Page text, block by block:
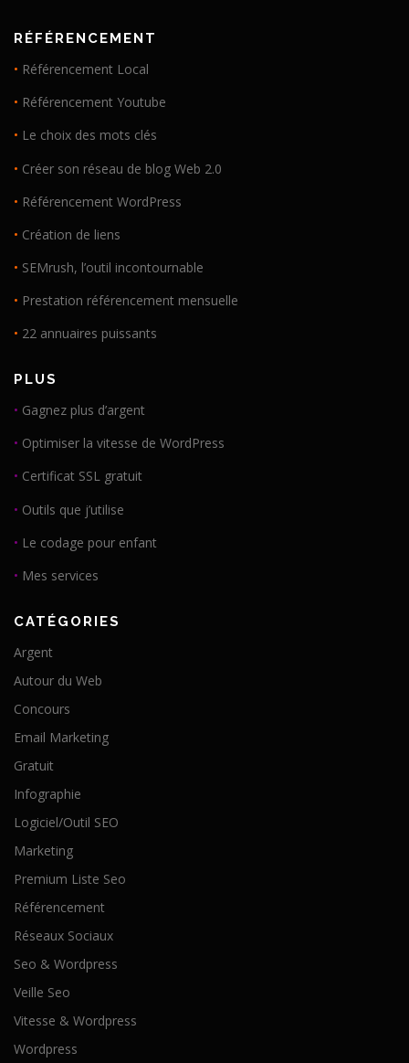
RÉFÉRENCEMENT
• Référencement Local
• Référencement Youtube
• Le choix des mots clés
• Créer son réseau de blog Web 2.0
• Référencement WordPress
• Création de liens
• SEMrush, l’outil incontournable
• Prestation référencement mensuelle
• 22 annuaires puissants
PLUS
• Gagnez plus d’argent
• Optimiser la vitesse de WordPress
• Certificat SSL gratuit
• Outils que j’utilise
• Le codage pour enfant
• Mes services
CATÉGORIES
Argent
Autour du Web
Concours
Email Marketing
Gratuit
Infographie
Logiciel/Outil SEO
Marketing
Premium Liste Seo
Référencement
Réseaux Sociaux
Seo & Wordpress
Veille Seo
Vitesse & Wordpress
Wordpress